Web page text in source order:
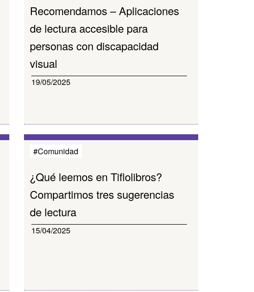
Recomendamos – Aplicaciones
de lectura accesible para
personas con discapacidad
visual
19/05/2025
#Comunidad
¿Qué leemos en Tiflolibros?
Compartimos tres sugerencias
de lectura
15/04/2025